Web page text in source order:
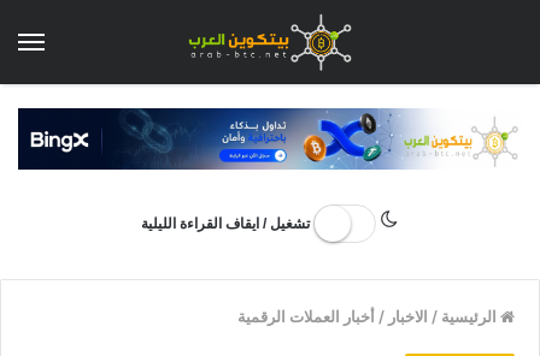
تشغيل / ايقاف القراءة الليلية
الرئيسية / الاخبار /أخبار العملات الرقمية